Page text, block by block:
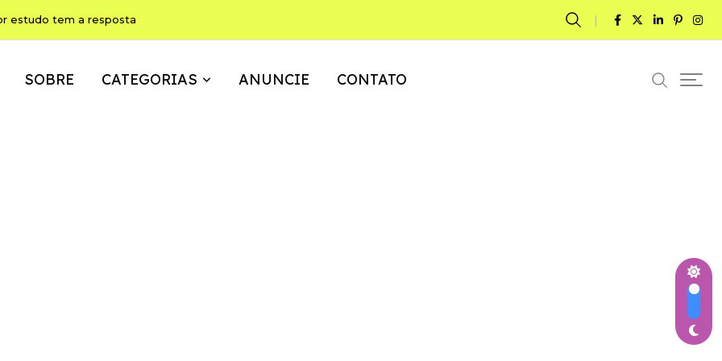
pode ser, ao mesmo tempo, memória, brincadeira e expressão
SOBRE CATEGORIAS ANUNCIE CONTATO